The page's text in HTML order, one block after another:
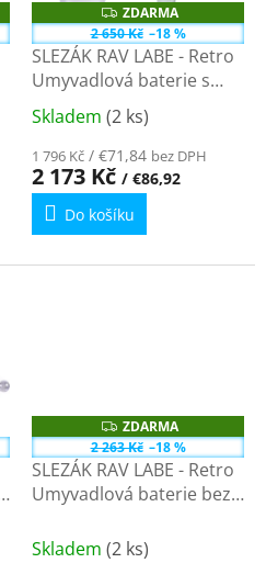
Z
D
A
R
M
A
ZDARMA
2 650 Kč –18 %
SLEZÁK RAV LABE - Retro
Umyvadlová baterie s
výpustí, Chrom L527.0K -
3,8"
Průměrné
hodnocení
produktu
je
5,0
z
5
Skladem (2 ks)
1 796 Kč / €71,84 bez DPH
2 173 Kč / €86,92
Do košíku
Z
D
A
R
M
A
ZDARMA
2 263 Kč –18 %
SLEZÁK RAV LABE - Retro
Umyvadlová baterie bez
3,8"
Skladem (2 ks)